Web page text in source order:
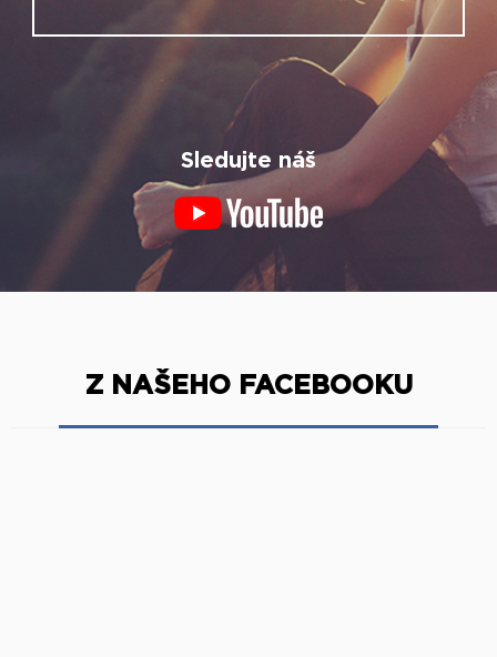
Sledujte náš
Z NAŠEHO FACEBOOKU